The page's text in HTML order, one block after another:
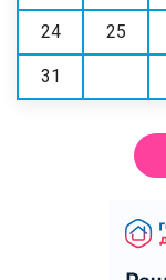
24 25
31